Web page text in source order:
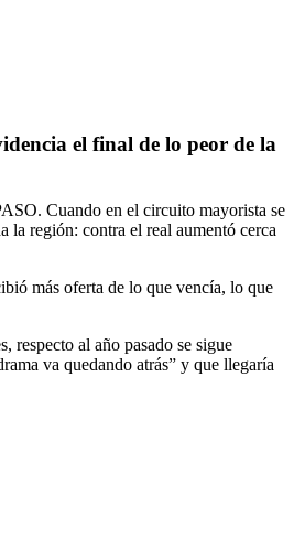
el final de lo peor de la
Cuando en el circuito mayorista se
la región: contra el real aumentó cerca
más oferta de lo que vencía, lo que
respecto al año pasado se sigue
va quedando atrás” y que llegaría